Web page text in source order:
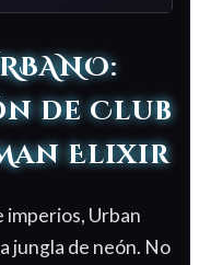
de Club
Elixir
imperios, Urban
jungla de neón. No